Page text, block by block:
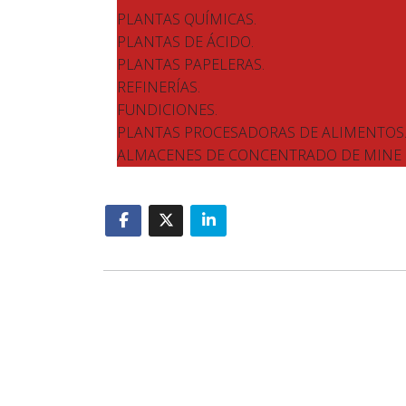
PLANTAS QUÍMICAS.
PLANTAS DE ÁCIDO.
PLANTAS PAPELERAS.
REFINERÍAS.
FUNDICIONES.
PLANTAS PROCESADORAS DE ALIMENTOS.
ALMACENES DE CONCENTRADO DE MINE